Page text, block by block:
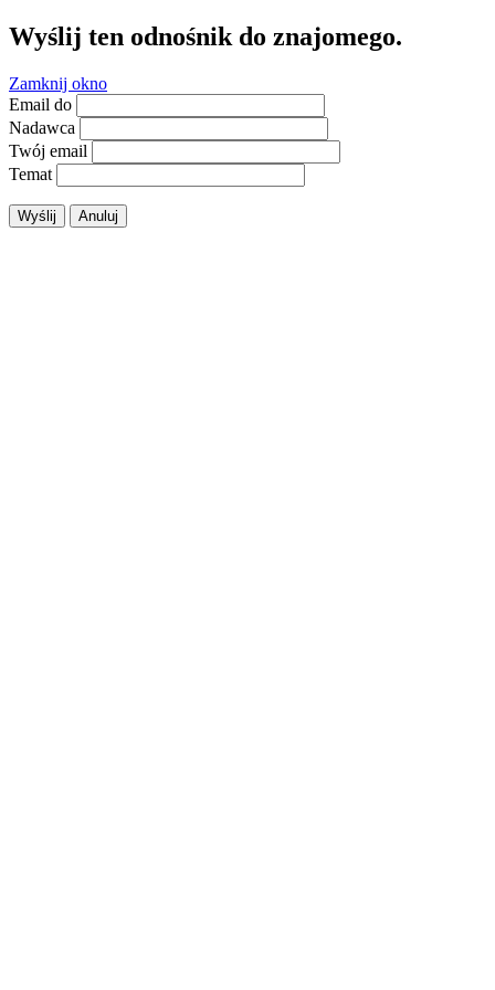
Wyślij ten odnośnik do znajomego.
Zamknij okno
Email do
Nadawca
Twój email
Temat
Wyślij Anuluj